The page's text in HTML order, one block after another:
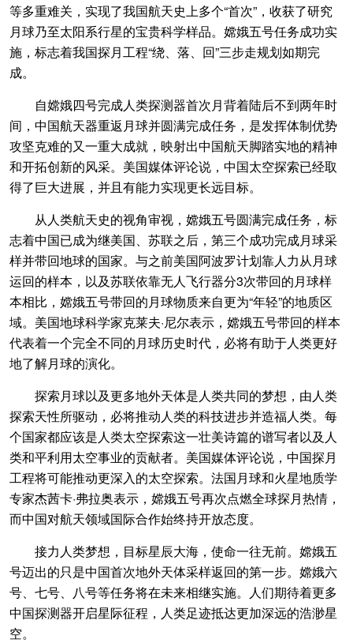
等多重难关，实现了我国航天史上多个“首次”，收获了研究
月球乃至太阳系行星的宝贵科学样品。嫦娥五号任务成功实
施，标志着我国探月工程“绕、落、回”三步走规划如期完
成。
自嫦娥四号完成人类探测器首次月背着陆后不到两年时
间，中国航天器重返月球并圆满完成任务，是发挥体制优势
攻坚克难的又一重大成就，映射出中国航天脚踏实地的精神
和开拓创新的风采。美国媒体评论说，中国太空探索已经取
得了巨大进展，并且有能力实现更长远目标。
从人类航天史的视角审视，嫦娥五号圆满完成任务，标
志着中国已成为继美国、苏联之后，第三个成功完成月球采
样并带回地球的国家。与之前美国阿波罗计划靠人力从月球
运回的样本，以及苏联依靠无人飞行器分3次带回的月球样
本相比，嫦娥五号带回的月球物质来自更为“年轻”的地质区
域。美国地球科学家克莱夫·尼尔表示，嫦娥五号带回的样本
代表着一个完全不同的月球历史时代，必将有助于人类更好
地了解月球的演化。
探索月球以及更多地外天体是人类共同的梦想，由人类
探索天性所驱动，必将推动人类的科技进步并造福人类。每
个国家都应该是人类太空探索这一壮美诗篇的谱写者以及人
类和平利用太空事业的贡献者。美国媒体评论说，中国探月
工程将可能推动更深入的太空探索。法国月球和火星地质学
专家杰茜卡·弗拉奥表示，嫦娥五号再次点燃全球探月热情，
而中国对航天领域国际合作始终持开放态度。
接力人类梦想，目标星辰大海，使命一往无前。嫦娥五
号迈出的只是中国首次地外天体采样返回的第一步。嫦娥六
号、七号、八号等任务将在未来相继实施。人们期待着更多
中国探测器开启星际征程，人类足迹抵达更加深远的浩渺星
空。